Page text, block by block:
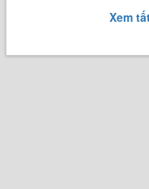
Xem